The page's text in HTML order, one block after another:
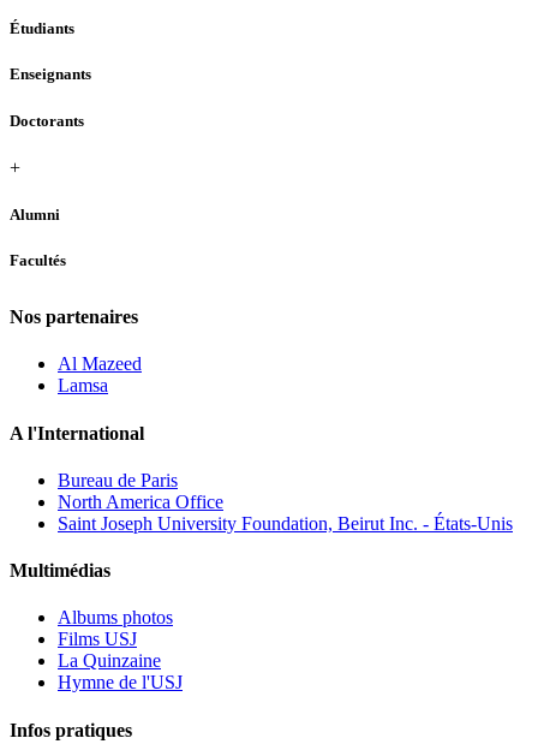
Étudiants
Enseignants
Doctorants
+
Alumni
Facultés
Nos partenaires
Al Mazeed
Lamsa
A l'International
Bureau de Paris
North America Office
Saint Joseph University Foundation, Beirut Inc. - États-Unis
Multimédias
Albums photos
Films USJ
La Quinzaine
Hymne de l'USJ
Infos pratiques